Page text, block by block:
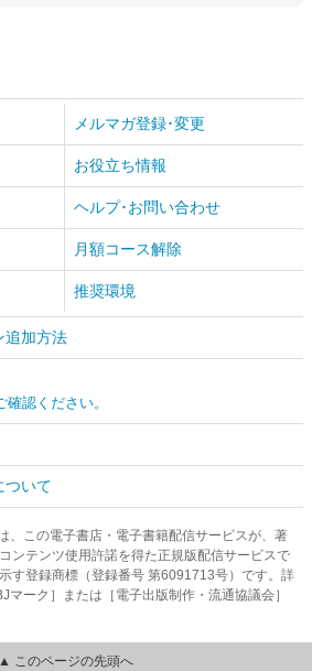
メルマガ登録･変更
お役立ち情報
ヘルプ･お問い合わせ
月額コース解除
推奨環境
追加方法
認ください。
ついて
、この電子書店・電子書籍配信サービスが、著
ンテンツ使用許諾を得た正規版配信サービスで
す登録商標（登録番号 第6091713号）です。詳
マーク］または［電子出版制作・流通協議会］
▲ このページの先頭へ